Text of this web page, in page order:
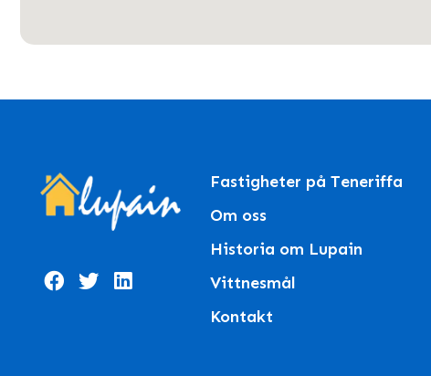
Fastigheter på Teneriffa
Om oss
Historia om Lupain
Vittnesmål
Kontakt